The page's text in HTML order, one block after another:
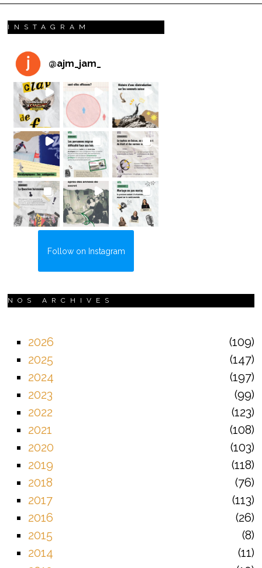
INSTAGRAM
@ajm_jam_
Follow on Instagram
NOS ARCHIVES
2026
109
2025
147
2024
197
2023
99
2022
123
2021
108
2020
103
2019
118
2018
76
2017
113
2016
26
2015
8
2014
11